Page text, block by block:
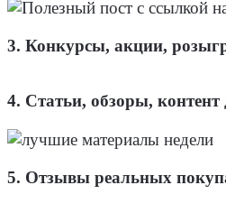
3. Конкурсы, акции,
4. Статьи, обзоры, контент
5. Отзывы реальных